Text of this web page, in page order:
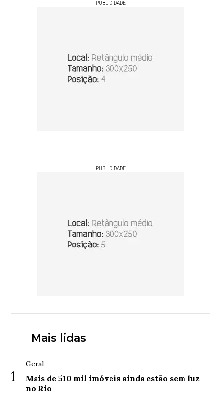
PUBLICIDADE
PUBLICIDADE
Mais lidas
1
Geral
Mais de 510 mil imóveis ainda estão sem luz
no Rio